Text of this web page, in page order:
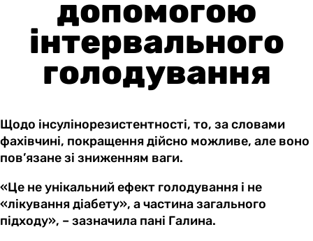
допомогою
інтервального
голодування
Щодо інсулінорезистентності, то, за словами
фахівчині, покращення дійсно можливе, але воно
пов’язане зі зниженням ваги.
«Це не унікальний ефект голодування і не
«лікування діабету», а частина загального
підходу», – зазначила пані Галина.